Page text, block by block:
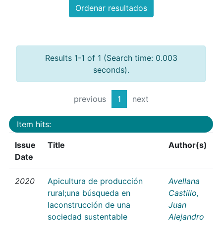
Ordenar resultados
Results 1-1 of 1 (Search time: 0.003
seconds).
previous 1 next
Item hits:
Issue
Date
Title Author(s)
2020
Apicultura de producción
rural;una búsqueda en
laconstrucción de una
sociedad sustentable
Avellana
Castillo,
Juan
Alejandro